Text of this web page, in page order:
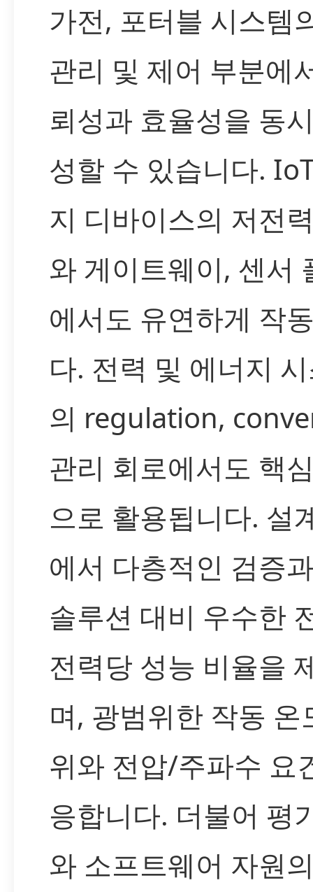
가전, 포터블 시스템
관리 및 제어 부분에
뢰성과 효율성을 동
성할 수 있습니다.
지 디바이스의 저전
와 게이트웨이, 센서
에서도 유연하게 작
다. 전력 및 에너지
의 regulation,
관리 회로에서도 핵
으로 활용됩니다. 설
에서 다층적인 검증
솔루션 대비 우수한
전력당 성능 비율을
며, 광범위한 작동 온
위와 전압/주파수 요
응합니다. 더불어 평
와 소프트웨어 자원